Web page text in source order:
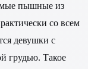
пышные из
со всем
девушки с
грудью. Такое